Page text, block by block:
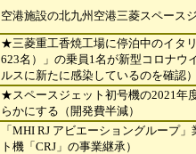
空港施設の北九州空港三菱スペース
★三菱重工香焼工場に停泊中のイタ
623名）」の乗員1名が新型コロナ
ルスに新たに感染しているのを確認
★スペースジェット初号機の2021年
らかにする（開発費半減）
「MHI RJ アビエーショングループ
ト機「CRJ」の事業継承）